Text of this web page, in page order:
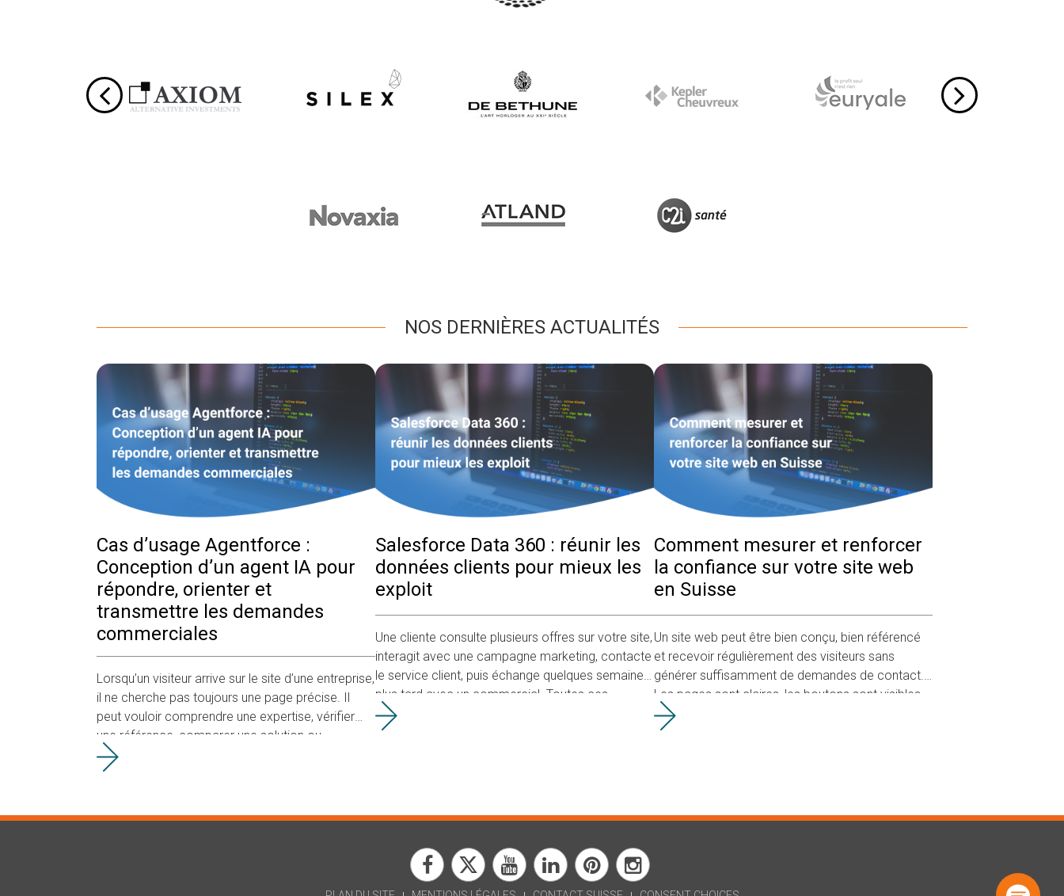
NOS DERNIÈRES ACTUALITÉS
Cas d’usage Agentforce :
Conception d’un agent IA pour
répondre, orienter et
transmettre les demandes
commerciales
Lorsqu’un visiteur arrive sur le site d’une entreprise,
il ne cherche pas toujours une page précise. Il
peut vouloir comprendre une expertise, vérifier
une référence, comparer une solution ou
commencer à décrire un projet. Dans ces
moments,
Salesforce Data 360 : réunir les
données clients pour mieux les
exploit
Une cliente consulte plusieurs offres sur votre site,
interagit avec une campagne marketing, contacte
le service client, puis échange quelques semaines
plus tard avec un commercial. Toutes ces
informations existent déjà dans votre entreprise.
Pou
Comment mesurer et renforcer
la confiance sur votre site web
en Suisse
Un site web peut être bien conçu, bien référencé
et recevoir régulièrement des visiteurs sans
générer suffisamment de demandes de contact.
Les pages sont claires, les boutons sont visibles,
les formulaires fonctionnent, les offres son